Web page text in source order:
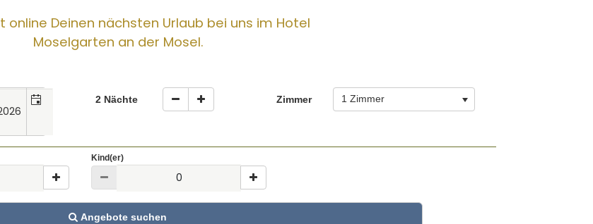
online Deinen nächsten Urlaub bei uns im Hotel
Moselgarten an der Mosel.
2 Nächte Zimmer 1 Zimmer
Kind(er)
Angebote suchen